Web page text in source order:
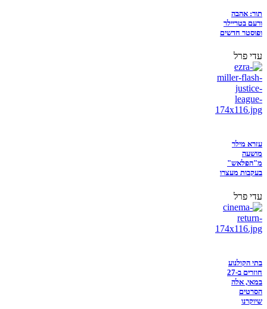
תור: אהבה
ורעם בטריילר
ופוסטר חדשים
עדי פרל
עזרא מילר
מושעה
מ"הפלאש"
בעקבות מעצרו
עדי פרל
בתי הקולנוע
חוזרים ב-27
במאי, אלה
הסרטים
שיוקרנו